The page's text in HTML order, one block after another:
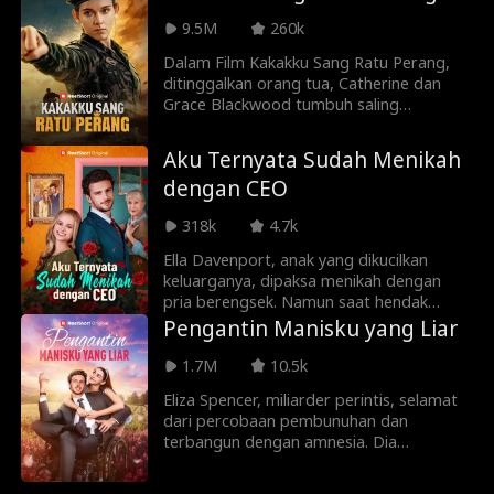
sakit kehilangan.
9.5M
260k
Dalam Film Kakakku Sang Ratu Perang,
ditinggalkan orang tua, Catherine dan
Grace Blackwood tumbuh saling
misi penyamaran justru direndahkan. Saat
Grace dikhianati, Catherine mengungkap
identitasnya sebagai Ratu Perang dan
membuat semua orang menyesal.
Aku Ternyata Sudah Menikah
dengan CEO
318k
4.7k
Ella Davenport, anak yang dikucilkan
keluarganya, dipaksa menikah dengan
pria berengsek. Namun saat hendak
menandatangani surat nikah, dia kaget
karena dia ternyata sudah menikah
dengan CEO tampan, Cole McBride.
menyukai Ella. Apa hubungan ini bisa jadi
cinta sungguhan?
Pengantin Manisku yang Liar
1.7M
10.5k
Eliza Spencer, miliarder perintis, selamat
dari percobaan pembunuhan dan
terbangun dengan amnesia. Dia